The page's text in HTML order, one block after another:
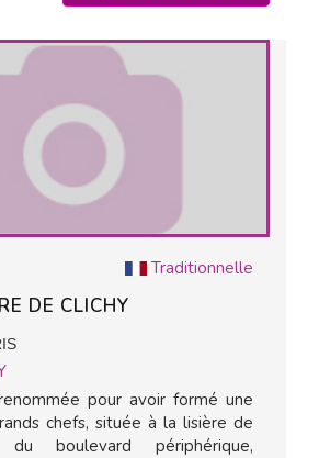
Traditionnelle
DE CLICHY
pour avoir formé une
chefs, située à la lisière de
boulevard périphérique,